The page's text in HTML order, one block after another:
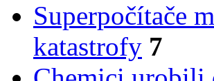
Superpočítače
katastrofy 7